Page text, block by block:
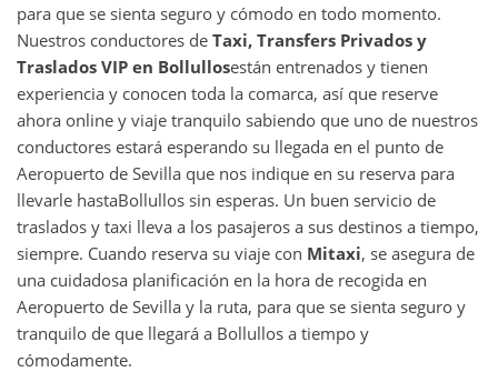
para que se sienta seguro y cómodo en todo momento.
Nuestros conductores de Taxi, Transfers Privados y
Traslados VIP en Bollullosestán entrenados y tienen
experiencia y conocen toda la comarca, así que reserve
ahora online y viaje tranquilo sabiendo que uno de nuestros
conductores estará esperando su llegada en el punto de
Aeropuerto de Sevilla que nos indique en su reserva para
llevarle hastaBollullos sin esperas. Un buen servicio de
traslados y taxi lleva a los pasajeros a sus destinos a tiempo,
siempre. Cuando reserva su viaje con Mitaxi, se asegura de
una cuidadosa planificación en la hora de recogida en
Aeropuerto de Sevilla y la ruta, para que se sienta seguro y
tranquilo de que llegará a Bollullos a tiempo y
cómodamente.